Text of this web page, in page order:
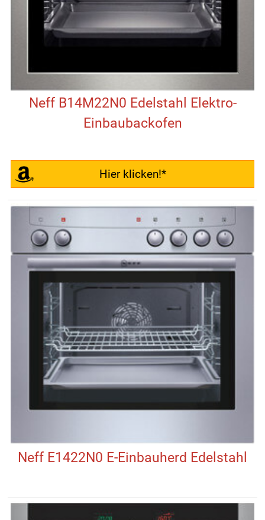
Neff B14M22N0 Edelstahl Elektro-
Einbaubackofen
Hier klicken!*
Neff E1422N0 E-Einbauherd Edelstahl